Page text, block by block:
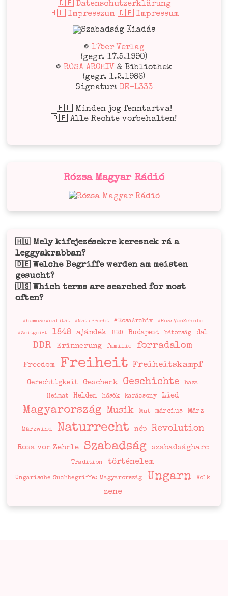
🇩🇪 Datenschutzerklärung
🇭🇺 Impresszum 🇩🇪 Impressum
© 175er Verlag
(gegr. 17.5.1990)
© ROSA ARCHIV & Bibliothek
(gegr. 1.2.1986)
Signatur: DE-L333
🇭🇺 Minden jog fenntartva!
🇩🇪 Alle Rechte vorbehalten!
Rózsa Magyar Rádió
🇭🇺 Mely kifejezésekre keresnek rá a
leggyakrabban?
🇩🇪 Welche Begriffe werden am meisten
gesucht?
🇺🇸 Which terms are searched for most
often?
#homosexualität #Naturrecht #RosaArchiv #RosaVonZehnle
#Zeitgeist 1848 ajándék BRD Budapest bátorság dal
DDR Erinnerung familie forradalom
Freedom Freiheit Freiheitskampf
Gerechtigkeit Geschenk Geschichte haza
Heimat Helden hősök karácsony Lied
Magyarország Musik Mut március März
Märzwind Naturrecht nép Revolution
Rosa von Zehnle Szabadság szabadságharc
Tradition történelem
Ungarische Suchbegriffe: Magyarország Ungarn Volk
zene